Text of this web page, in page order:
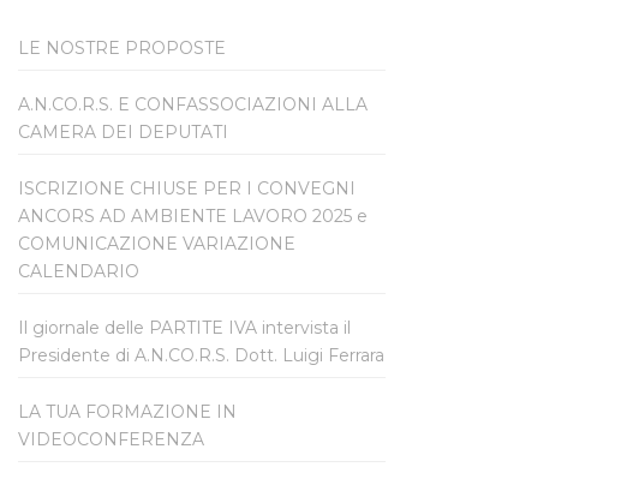
LE NOSTRE PROPOSTE
A.N.CO.R.S. E CONFASSOCIAZIONI ALLA
CAMERA DEI DEPUTATI
ISCRIZIONE CHIUSE PER I CONVEGNI
ANCORS AD AMBIENTE LAVORO 2025 e
COMUNICAZIONE VARIAZIONE
CALENDARIO
Il giornale delle PARTITE IVA intervista il
Presidente di A.N.CO.R.S. Dott. Luigi Ferrara
LA TUA FORMAZIONE IN
VIDEOCONFERENZA